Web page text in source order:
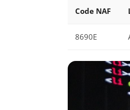
Code NAF
8690E